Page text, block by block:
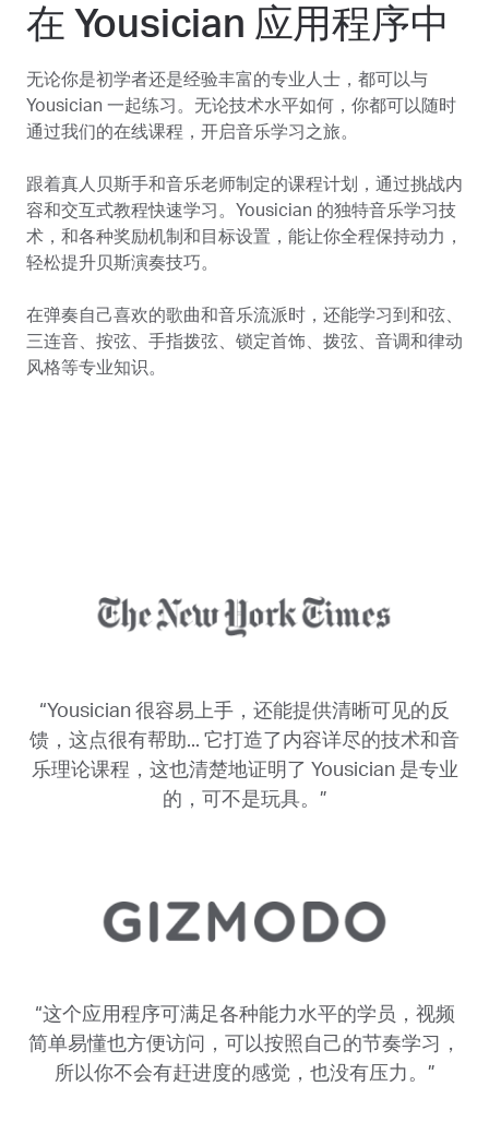
在 Yousician 应用程序中
无论你是初学者还是经验丰富的专业人士，都可以与
Yousician 一起练习。无论技术水平如何，你都可以随时
通过我们的在线课程，开启音乐学习之旅。
跟着真人贝斯手和音乐老师制定的课程计划，通过挑战内
容和交互式教程快速学习。Yousician 的独特音乐学习技
术，和各种奖励机制和目标设置，能让你全程保持动力，
轻松提升贝斯演奏技巧。
在弹奏自己喜欢的歌曲和音乐流派时，还能学习到和弦、
三连音、按弦、手指拨弦、锁定首饰、拨弦、音调和律动
风格等专业知识。
“Yousician 很容易上手，还能提供清晰可见的反
馈，这点很有帮助... 它打造了内容详尽的技术和音
乐理论课程，这也清楚地证明了 Yousician 是专业
的，可不是玩具。”
“这个应用程序可满足各种能力水平的学员，视频
简单易懂也方便访问，可以按照自己的节奏学习，
所以你不会有赶进度的感觉，也没有压力。”